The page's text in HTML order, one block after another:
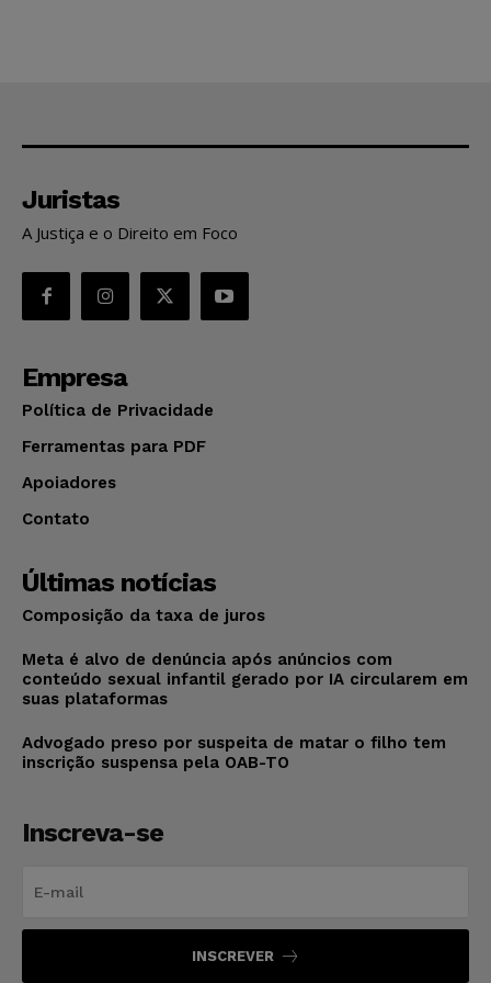
Juristas
A Justiça e o Direito em Foco
Empresa
Política de Privacidade
Ferramentas para PDF
Apoiadores
Contato
Últimas notícias
Composição da taxa de juros
Meta é alvo de denúncia após anúncios com
conteúdo sexual infantil gerado por IA circularem em
suas plataformas
Advogado preso por suspeita de matar o filho tem
inscrição suspensa pela OAB-TO
Inscreva-se
INSCREVER